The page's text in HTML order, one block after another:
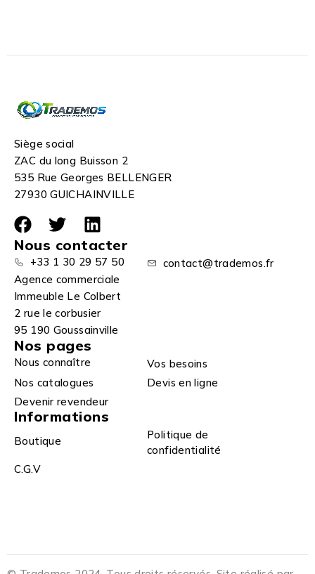
Siège social
ZAC du long Buisson 2
535 Rue Georges BELLENGER
27930 GUICHAINVILLE
Nous contacter
+33 1 30 29 57 50
contact@trademos.fr
Agence commerciale
Immeuble Le Colbert
2 rue le corbusier
95 190 Goussainville
Nos pages
Nous connaître
Vos besoins
Nos catalogues
Devis en ligne
Devenir revendeur
Informations
Boutique
Politique de
confidentialité
C.G.V